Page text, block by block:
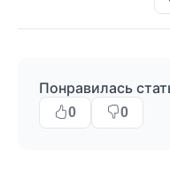
Понравилась
0 0